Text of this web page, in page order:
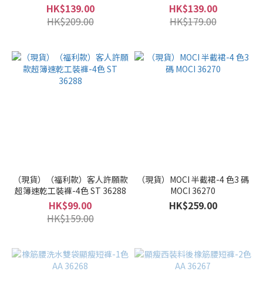
HK$139.00
HK$209.00
HK$139.00
HK$179.00
（現貨）（福利款）客人許願款
超簿速乾工裝褲-4色 ST 36288
HK$99.00
HK$159.00
（現貨）MOCI 半截裙-4 色3 碼
MOCI 36270
HK$259.00